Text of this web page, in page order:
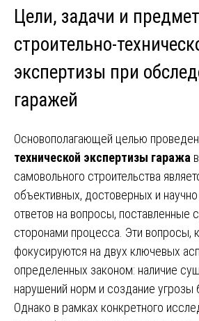
Цели, задачи и
строительно-
экспертизы при
гаражей
Основополагающей целью
технической экспертизы гаража
самовольного строительства
объективных, достоверных и
ответов на вопросы, поставленные
сторонами процесса. Эти вопросы,
фокусируются на двух ключевых
определенных законом: наличие
нарушений норм и создание угрозы
Однако в рамках конкретного